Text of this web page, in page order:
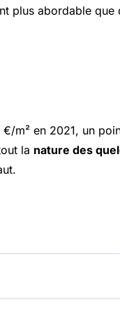
plus abordable
m² en 2021, un
la nature des